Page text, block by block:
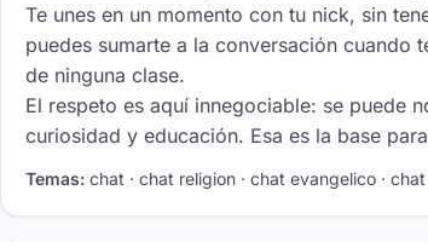
Te unes en un momento con tu nick, sin
puedes sumarte a la conversación
de ninguna clase.
El respeto es aquí innegociable: se puede
curiosidad y educación. Esa es la base
Temas: chat · chat religion · chat evangelico ·